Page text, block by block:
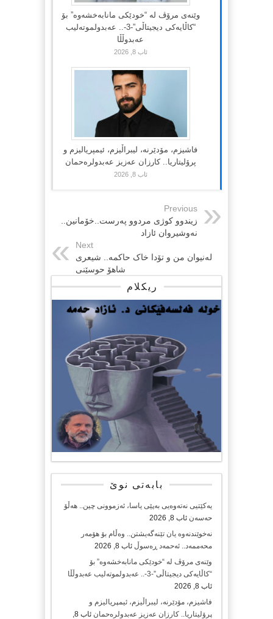
وێنەی مرۆڤ لە “خودێکی مانابەخشەوە” بۆ
“کاڵایەکی دیجیتاڵی”-3-.. عەبدولموتەلیب
عەبدوڵڵا
ئاب 8, 2026
فاشیزم، مۆدێرنە، لیبراڵیزم، ئیمپریالیزم و
پرۆلیتاریا.. کارزان عەزیز عەبدولرەحمان
ئاب 8, 2026
Previous
زیندوو کوژی مردوو پەرست..خۆمانین..
نەوشیروان ئازاد
Next
لەنیوان من و تۆدا خاک حاکمە.. شیعری
شاهۆ حوسێنی
ریکلام
بابەتی نوێ
یەکێتیی نەتەوەیی بەپێی یاسا، ئەزموونی چین.. هەڵۆ
حەسەن ئاب 8, 2026
نەخوێندنەوە یان تێنەگەیشتن.. وەڵام بۆ هۆمەر
محەممەد.. ئەحمەد ڕەسوڵ ئاب 8, 2026
وێنەی مرۆڤ لە “خودێکی مانابەخشەوە” بۆ
“کاڵایەکی دیجیتاڵی”-3-.. عەبدولموتەلیب عەبدوڵڵا
ئاب 8, 2026
فاشیزم، مۆدێرنە، لیبراڵیزم، ئیمپریالیزم و
پرۆلیتاریا.. کارزان عەزیز عەبدولرەحمان
ئاب 8,